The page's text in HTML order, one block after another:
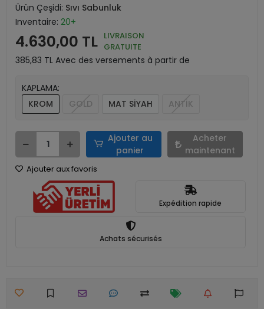
Ürün Çeşidi: Sıvı Sabunluk
Inventaire: 20+
4.630,00 TL LIVRAISON
GRATUITE
385,83 TL Avec des versements à partir de
KAPLAMA:
KROM
GOLD MAT SİYAH ANTİK
Ajouter au
panier
Acheter
maintenant
Ajouter aux favoris
Expédition rapide
Achats sécurisés